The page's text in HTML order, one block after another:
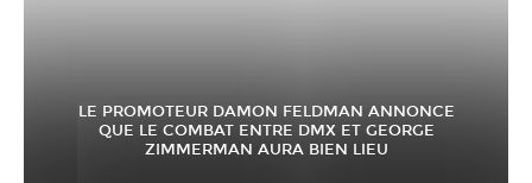
LE PROMOTEUR DAMON FELDMAN ANNONCE
QUE LE COMBAT ENTRE DMX ET GEORGE
ZIMMERMAN AURA BIEN LIEU